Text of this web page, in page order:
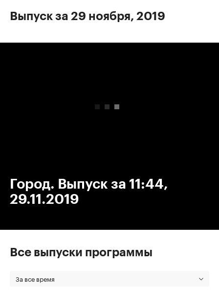
Выпуск за 29 ноября, 2019
Город. Выпуск за 11:44,
29.11.2019
Все выпуски программы
За все время